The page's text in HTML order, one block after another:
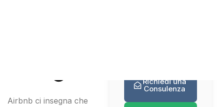
Airbnb ci insegna che
Richiedi una
Consulenza